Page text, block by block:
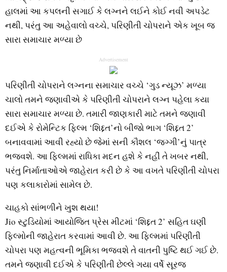
હાલમાં આ કપલની સગાઈ કે લગ્નને લઈને કોઈ નવી અપડેટ
નથી, પરંતુ આ અહેવાલો વચ્ચે, પરિણીતી ચોપરાને એક ખૂબ જ
સારા સમાચાર મળ્યા છે
Advertisement
પરિણીતી ચોપરાને લગ્નના સમાચાર વચ્ચે ‘ગુડ ન્યૂઝ’ મળ્યા
ચાલો તમને જણાવીએ કે પરિણીતી ચોપરાને લગ્ન પહેલા કયા
સારા સમાચાર મળ્યા છે. તમારી જાણકારી માટે તમને જણાવી
દઈએ કે રોમેન્ટિક ફિલ્મ ‘શિદ્દત’નો બીજો ભાગ ‘શિદ્દત 2’
બનાવવામાં આવી રહ્યો છે જેમાં સની કૌશલ ‘જગ્ગી’નું પાત્ર
ભજવશે. આ ફિલ્મમાં રાધિકા મદન હશે કે નહીં તે ખબર નથી,
પરંતુ નિર્માતાઓએ જાહેરાત કરી છે કે આ વખતે પરિણીતી ચોપરા
પણ કલાકારોમાં સામેલ છે.
ચાહકો સાંભળીને ખુશ થયા!
Jio સ્ટુડિયોમાં આયોજિત પ્રેસ મીટમાં ‘શિદ્દત 2’ સહિત ઘણી
ફિલ્મોની જાહેરાત કરવામાં આવી છે. આ ફિલ્મમાં પરિણીતી
ચોપરા પણ મહત્વની ભૂમિકા ભજવશે તે વાતની પુષ્ટિ થઈ ગઈ છે.
તમને જણાવી દઈએ કે પરિણીતી છેલ્લે ગયા વર્ષે સૂરજ